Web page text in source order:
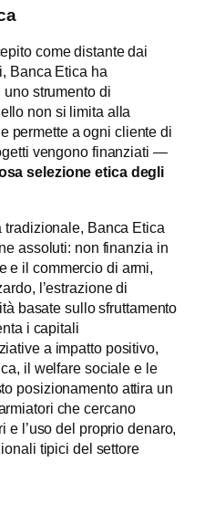
come distante dai
Banca Etica ha
strumento di
non si limita alla
permette a ogni cliente di
vengono finanziati —
selezione etica degli
tradizionale, Banca Etica
assoluti: non finanzia in
e il commercio di armi,
l’estrazione di
basate sullo sfruttamento
i capitali
a impatto positivo,
il welfare sociale e le
posizionamento attira un
che cercano
e l’uso del proprio denaro,
tipici del settore